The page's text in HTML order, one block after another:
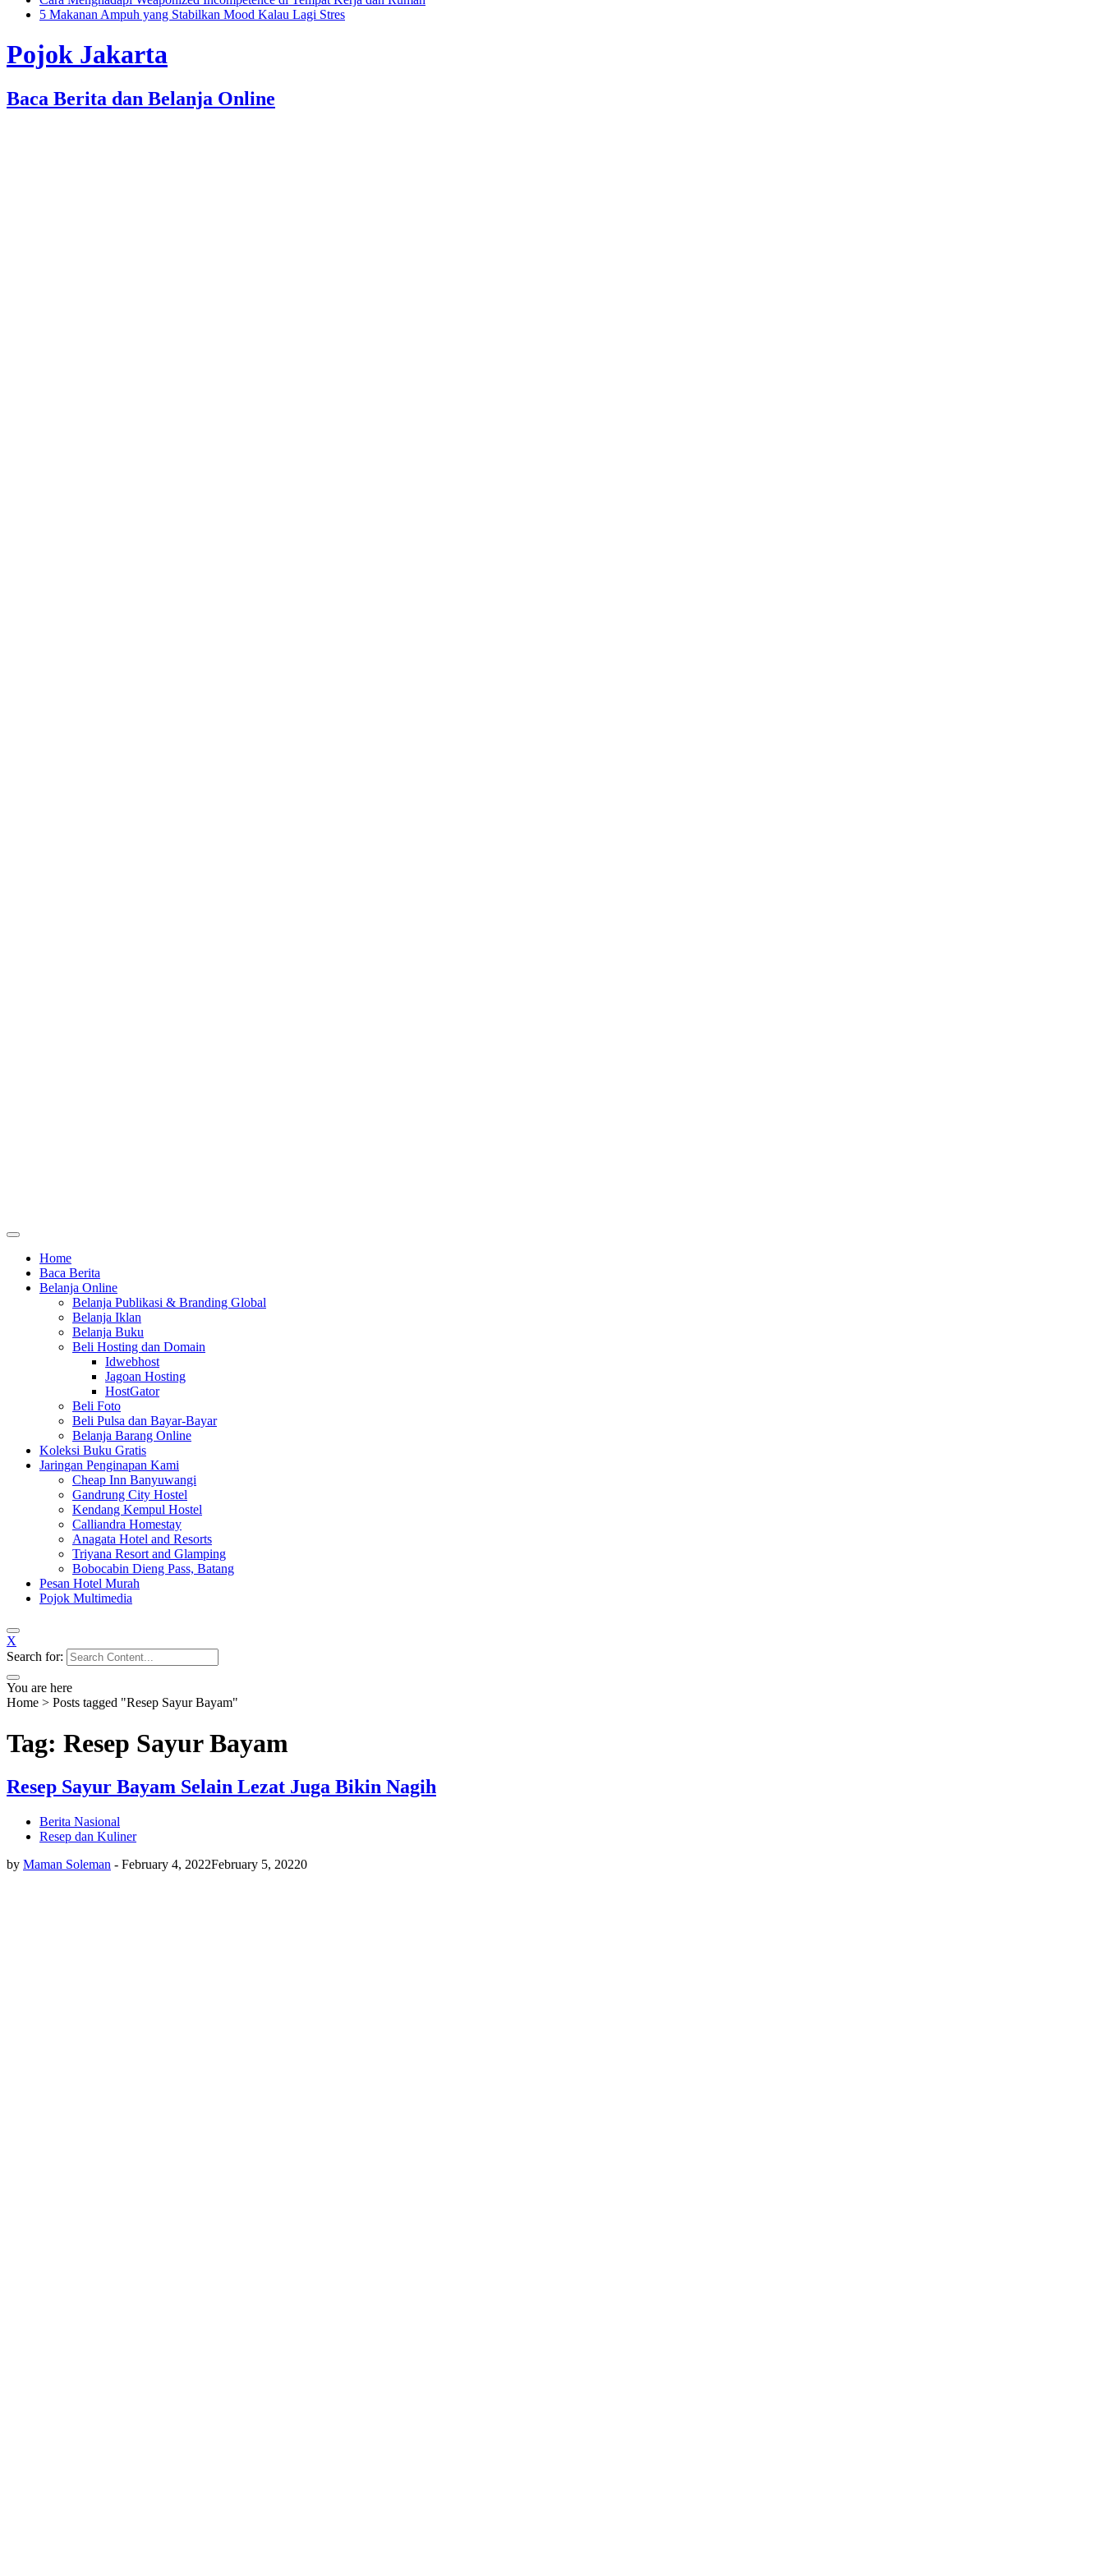
5 Makanan Ampuh yang Stabilkan Mood Kalau Lagi Stres
Pojok Jakarta
Baca Berita dan Belanja Online
Home
Baca Berita
Belanja Online
Belanja Publikasi & Branding Global
Belanja Iklan
Belanja Buku
Beli Hosting dan Domain
Idwebhost
Jagoan Hosting
HostGator
Beli Foto
Beli Pulsa dan Bayar-Bayar
Belanja Barang Online
Koleksi Buku Gratis
Jaringan Penginapan Kami
Cheap Inn Banyuwangi
Gandrung City Hostel
Kendang Kempul Hostel
Calliandra Homestay
Anagata Hotel and Resorts
Triyana Resort and Glamping
Bobocabin Dieng Pass, Batang
Pesan Hotel Murah
Pojok Multimedia
X
Search for:
You are here
Home > Posts tagged "Resep Sayur Bayam"
Tag: Resep Sayur Bayam
Resep Sayur Bayam Selain Lezat Juga Bikin Nagih
Berita Nasional
Resep dan Kuliner
by Maman Soleman - February 4, 2022February 5, 20220